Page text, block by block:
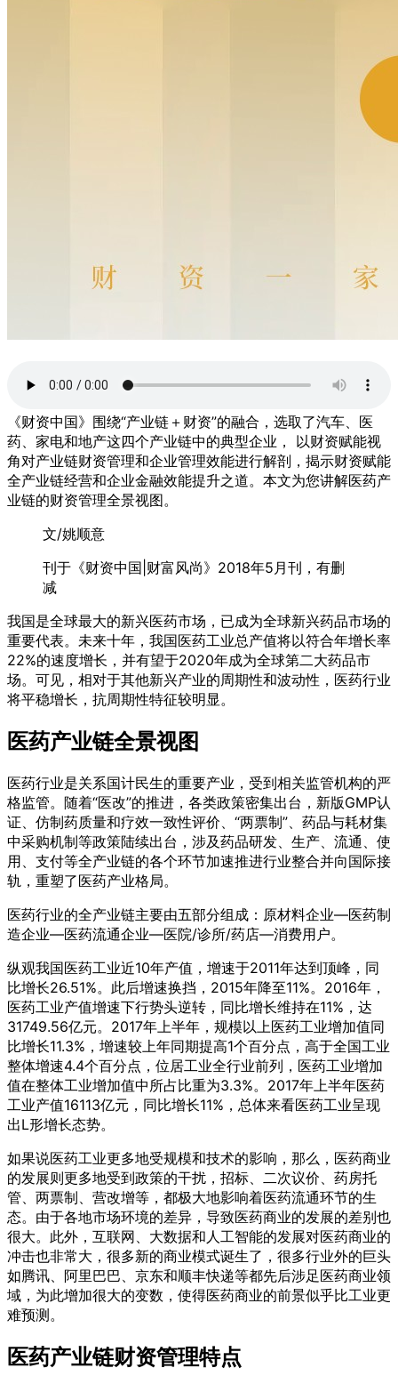
《财资中国》围绕“产业链＋财资”的融合，选取了汽车、医
药、家电和地产这四个产业链中的典型企业， 以财资赋能视
角对产业链财资管理和企业管理效能进行解剖，揭示财资赋能
全产业链经营和企业金融效能提升之道。本文为您讲解医药产
业链的财资管理全景视图。
文/姚顺意
刊于《财资中国|财富风尚》2018年5月刊，有删
减
我国是全球最大的新兴医药市场，已成为全球新兴药品市场的
重要代表。未来十年，我国医药工业总产值将以符合年增长率
22%的速度增长，并有望于2020年成为全球第二大药品市
场。可见，相对于其他新兴产业的周期性和波动性，医药行业
将平稳增长，抗周期性特征较明显。
医药产业链全景视图
医药行业是关系国计民生的重要产业，受到相关监管机构的严
格监管。随着“医改”的推进，各类政策密集出台，新版GMP认
证、仿制药质量和疗效一致性评价、“两票制”、药品与耗材集
中采购机制等政策陆续出台，涉及药品研发、生产、流通、使
用、支付等全产业链的各个环节加速推进行业整合并向国际接
轨，重塑了医药产业格局。
医药行业的全产业链主要由五部分组成：原材料企业—医药制
造企业—医药流通企业—医院/诊所/药店—消费用户。
纵观我国医药工业近10年产值，增速于2011年达到顶峰，同
比增长26.51%。此后增速换挡，2015年降至11%。2016年，
医药工业产值增速下行势头逆转，同比增长维持在11%，达
31749.56亿元。2017年上半年，规模以上医药工业增加值同
比增长11.3%，增速较上年同期提高1个百分点，高于全国工业
整体增速4.4个百分点，位居工业全行业前列，医药工业增加
值在整体工业增加值中所占比重为3.3%。2017年上半年医药
工业产值16113亿元，同比增长11%，总体来看医药工业呈现
出L形增长态势。
如果说医药工业更多地受规模和技术的影响，那么，医药商业
的发展则更多地受到政策的干扰，招标、二次议价、药房托
管、两票制、营改增等，都极大地影响着医药流通环节的生
态。由于各地市场环境的差异，导致医药商业的发展的差别也
很大。此外，互联网、大数据和人工智能的发展对医药商业的
冲击也非常大，很多新的商业模式诞生了，很多行业外的巨头
如腾讯、阿里巴巴、京东和顺丰快递等都先后涉足医药商业领
域，为此增加很大的变数，使得医药商业的前景似乎比工业更
难预测。
医药产业链财资管理特点